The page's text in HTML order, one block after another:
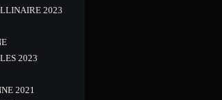
2023
2023
2021